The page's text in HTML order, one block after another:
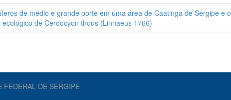
de médio e grande porte em uma área de Caatinga de Sergipe e o
ecológico de Cerdocyon thous (Linnaeus 1766)
FEDERAL DE SERGIPE